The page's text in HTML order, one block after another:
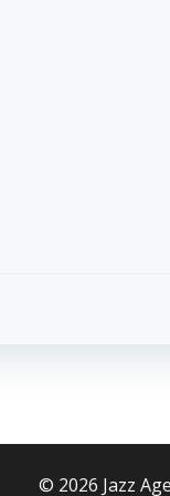
© 2026 Jazz